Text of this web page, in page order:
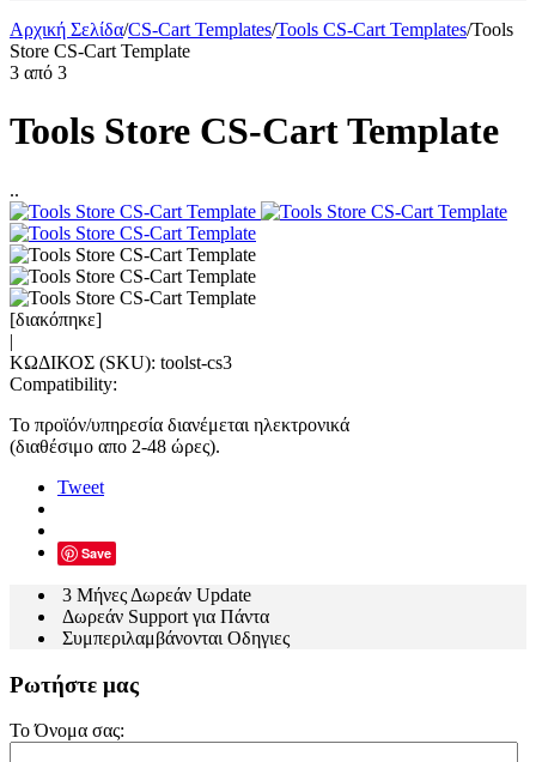
Αρχική Σελίδα/CS-Cart Templates/Tools CS-Cart Templates/Tools
Store CS-Cart Template
3 από 3
Tools Store CS-Cart Template
..
[διακόπηκε]
|
ΚΩΔΙΚΟΣ (SKU): toolst-cs3
Compatibility:
Το προϊόν/υπηρεσία διανέμεται ηλεκτρονικά
(διαθέσιμο απο 2-48 ώρες).
Tweet
Save
3 Μήνες Δωρεάν Update
Δωρεάν Support για Πάντα
Συμπεριλαμβάνονται Οδηγιες
Ρωτήστε μας
Το Όνομα σας: